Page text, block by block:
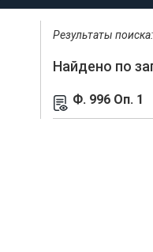
Результаты
Найдено по
Ф. 996 Оп. 1